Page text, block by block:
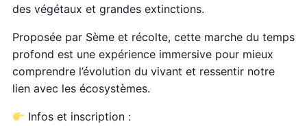
des végétaux et grandes extinctions.
Proposée par Sème et récolte, cette marche du temps
profond est une expérience immersive pour mieux
comprendre l’évolution du vivant et ressentir notre
lien avec les écosystèmes.
Infos et inscription :